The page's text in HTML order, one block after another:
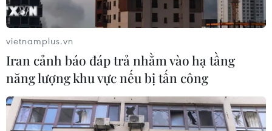
vietnamplus.vn
Iran cảnh báo đáp trả nhằm vào hạ tầng
năng lượng khu vực nếu bị tấn công